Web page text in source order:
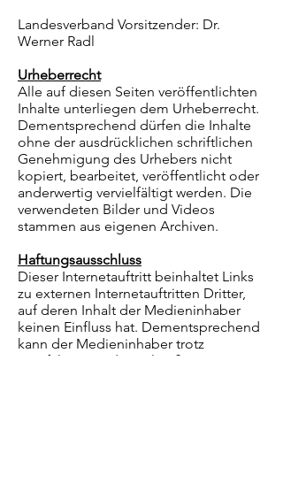
Landesverband Vorsitzender: Dr.
Werner Radl
Urheberrecht
Alle auf diesen Seiten veröffentlichten
Inhalte unterliegen dem Urheberrecht.
Dementsprechend dürfen die Inhalte
ohne der ausdrücklichen schriftlichen
Genehmigung des Urhebers nicht
kopiert, bearbeitet, veröffentlicht oder
anderwertig vervielfältigt werden. Die
verwendeten Bilder und Videos
stammen aus eigenen Archiven.
Haftungsausschluss
Dieser Internetauftritt beinhaltet Links
zu externen Internetauftritten Dritter,
auf deren Inhalt der Medieninhaber
keinen Einfluss hat. Dementsprechend
kann der Medieninhaber trotz
sorgfältiger und regelmäßiger